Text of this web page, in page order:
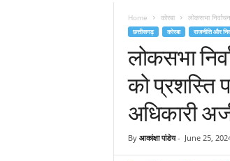
Home कोरबा लोकसभा
छत्तीसगढ़ कोरबा राजनीति और
लोकसभा
को प्रशस्ति
अधिकारी
By आकांक्षा पांडेय- June 25,